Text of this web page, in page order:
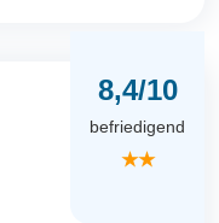
8,4/10
befriedigend
★★